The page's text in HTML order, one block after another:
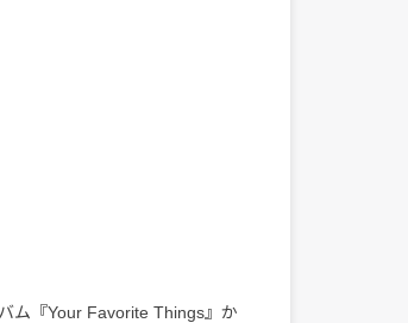
ム『Your Favorite Things』か